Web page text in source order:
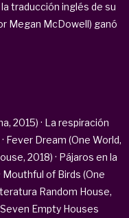
traducción inglés de su
Megan McDowell) ganó
2015) · La respiración
Fever Dream (One World,
2018) · Pájaros en la
Mouthful of Birds (One
Random House,
Empty Houses